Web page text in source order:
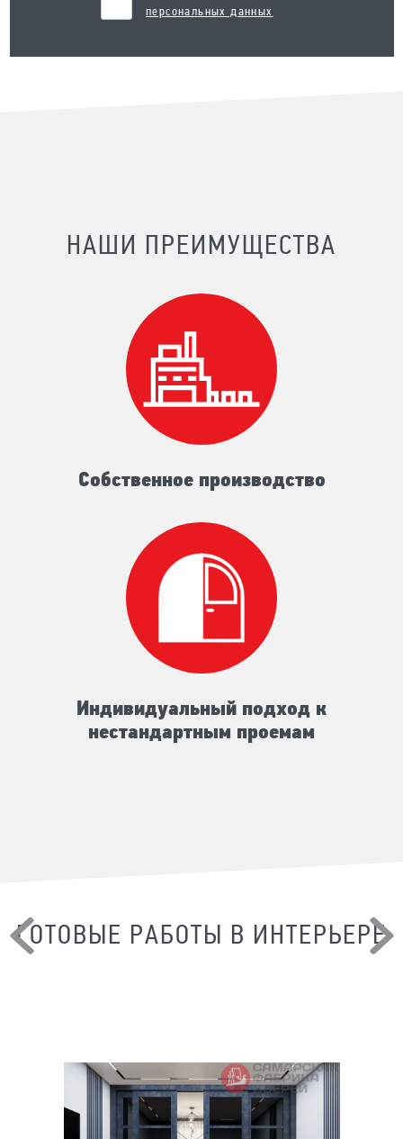
персональных данных
НАШИ ПРЕИМУЩЕСТВА
Собственное производство
Индивидуальный подход к
нестандартным проемам
ГОТОВЫЕ РАБОТЫ В ИНТЕРЬЕРЕ